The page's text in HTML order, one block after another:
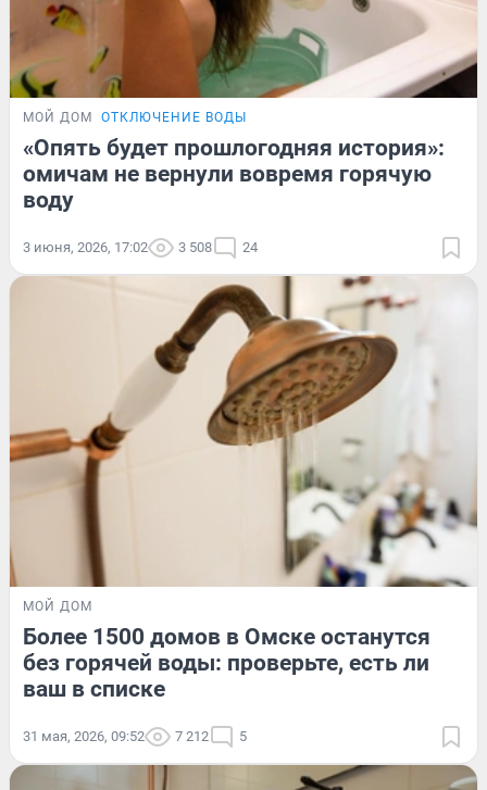
МОЙ ДОМ ОТКЛЮЧЕНИЕ ВОДЫ
«Опять будет прошлогодняя история»:
омичам не вернули вовремя горячую
воду
3 июня, 2026, 17:02 3 508 24
МОЙ ДОМ
Более 1500 домов в Омске останутся
без горячей воды: проверьте, есть ли
ваш в списке
31 мая, 2026, 09:52 7 212 5